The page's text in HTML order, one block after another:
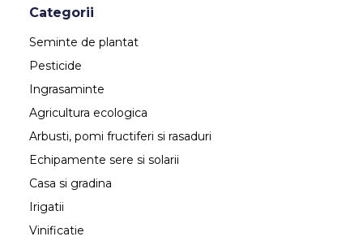
Categorii
Seminte de plantat
Pesticide
Ingrasaminte
Agricultura ecologica
Arbusti, pomi fructiferi si rasaduri
Echipamente sere si solarii
Casa si gradina
Irigatii
Vinificatie